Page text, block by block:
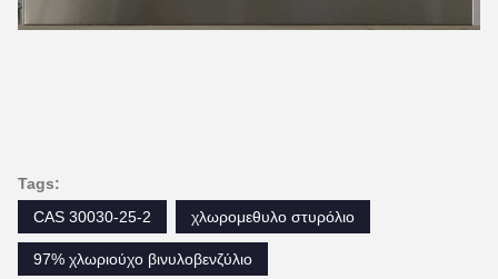
Tags:
CAS 30030-25-2
χλωρομεθυλο στυρόλιο
97% χλωριούχο βινυλοβενζύλιο